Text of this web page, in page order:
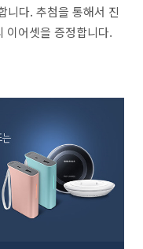
니다. 추첨을 통해서 진
어셋을 증정합니다.